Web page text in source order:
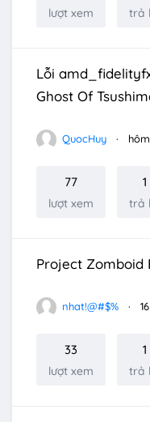
lượt xem trả
Lỗi
Ghost Of
QuocHuy
77
lượt xem
1
trả
Project Zomboid
nhat!@#$%
33
lượt xem
1
trả